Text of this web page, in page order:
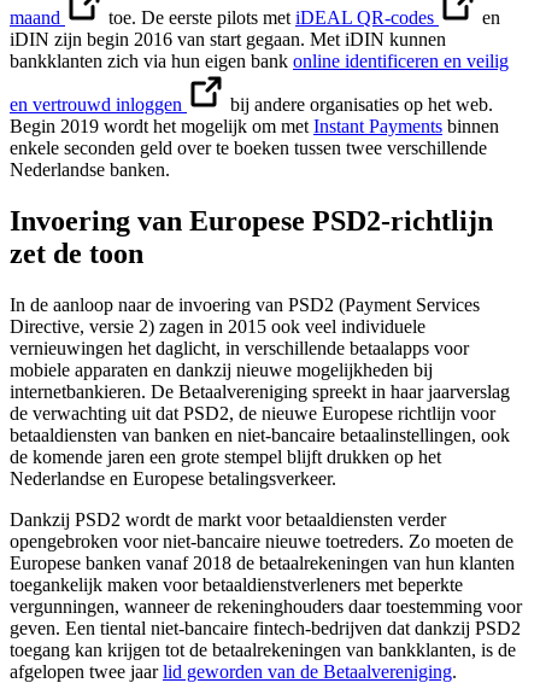
maand toe. De eerste pilots met iDEAL QR-codes
en
iDIN zijn begin 2016 van start gegaan. Met iDIN kunnen
bankklanten zich via hun eigen bank online identificeren en veilig
en vertrouwd inloggen
bij andere organisaties op het web.
Begin 2019 wordt het mogelijk om met Instant Payments binnen
enkele seconden geld over te boeken tussen twee verschillende
Nederlandse banken.
Invoering van Europese PSD2-richtlijn
zet de toon
In de aanloop naar de invoering van PSD2 (Payment Services
Directive, versie 2) zagen in 2015 ook veel individuele
vernieuwingen het daglicht, in verschillende betaalapps voor
mobiele apparaten en dankzij nieuwe mogelijkheden bij
internetbankieren. De Betaalvereniging spreekt in haar jaarverslag
de verwachting uit dat PSD2, de nieuwe Europese richtlijn voor
betaaldiensten van banken en niet-bancaire betaalinstellingen, ook
de komende jaren een grote stempel blijft drukken op het
Nederlandse en Europese betalingsverkeer.
Dankzij PSD2 wordt de markt voor betaaldiensten verder
opengebroken voor niet-bancaire nieuwe toetreders. Zo moeten de
Europese banken vanaf 2018 de betaalrekeningen van hun klanten
toegankelijk maken voor betaaldienstverleners met beperkte
vergunningen, wanneer de rekeninghouders daar toestemming voor
geven. Een tiental niet-bancaire fintech-bedrijven dat dankzij PSD2
toegang kan krijgen tot de betaalrekeningen van bankklanten, is de
afgelopen twee jaarlid geworden van de Betaalvereniging.